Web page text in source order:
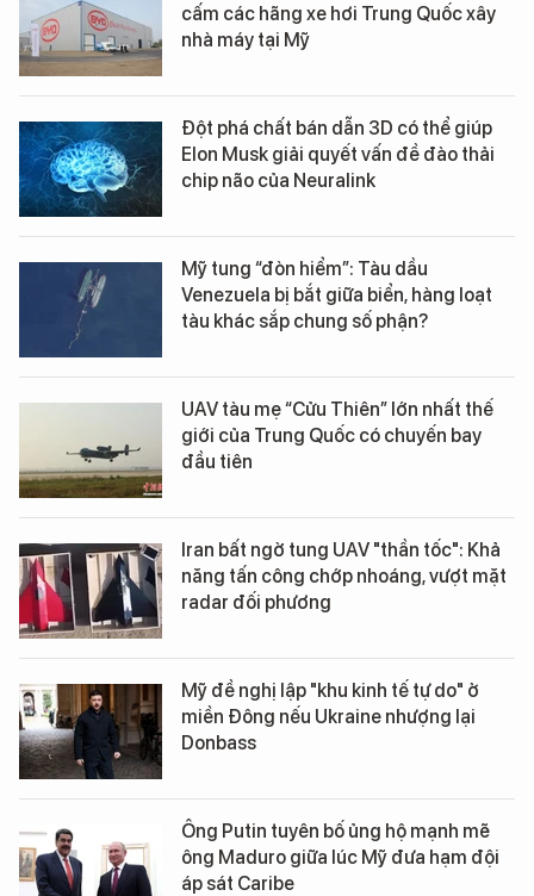
cấm các hãng xe hơi Trung Quốc xây
nhà máy tại Mỹ
Đột phá chất bán dẫn 3D có thể giúp
Elon Musk giải quyết vấn đề đào thải
chip não của Neuralink
Mỹ tung “đòn hiểm”: Tàu dầu
Venezuela bị bắt giữa biển, hàng loạt
tàu khác sắp chung số phận?
UAV tàu mẹ “Cửu Thiên” lớn nhất thế
giới của Trung Quốc có chuyến bay
đầu tiên
Iran bất ngờ tung UAV "thần tốc": Khả
năng tấn công chớp nhoáng, vượt mặt
radar đối phương
Mỹ đề nghị lập "khu kinh tế tự do" ở
miền Đông nếu Ukraine nhượng lại
Donbass
Ông Putin tuyên bố ủng hộ mạnh mẽ
ông Maduro giữa lúc Mỹ đưa hạm đội
áp sát Caribe